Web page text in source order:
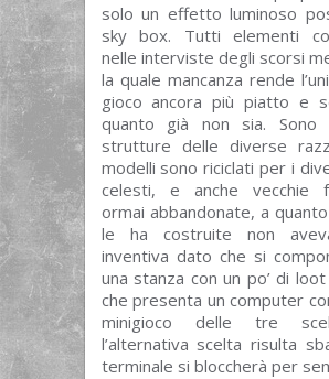
solo un effetto luminoso
sky box. Tutti elementi
nelle interviste degli scorsi
la quale mancanza rende
gioco ancora più piatto e
quanto già non sia. Sono
strutture delle diverse
modelli sono riciclati per i
celesti, e anche vecchie
ormai abbandonate, a
le ha costruite non
inventiva dato che si
una stanza con un po’ di
che presenta un computer
minigioco delle tre
l’alternativa scelta risulta
terminale si bloccherà per